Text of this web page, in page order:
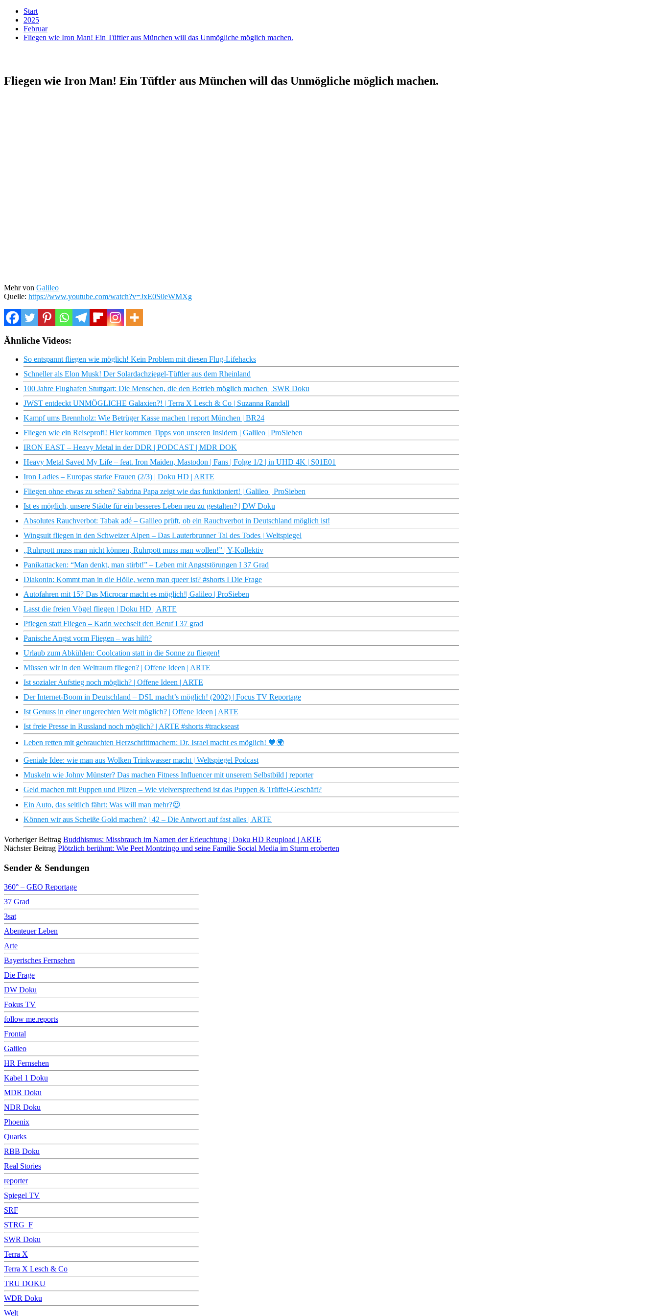
Start
2025
Februar
Fliegen wie Iron Man! Ein Tüftler aus München will das Unmögliche möglich machen.
Fliegen wie Iron Man! Ein Tüftler aus München will das Unmögliche möglich machen.
Mehr von Galileo
Quelle: https://www.youtube.com/watch?v=JxE0S0eWMXg
Ähnliche Videos:
So entspannt fliegen wie möglich! Kein Problem mit diesen Flug-Lifehacks
Schneller als Elon Musk! Der Solardachziegel-Tüftler aus dem Rheinland
100 Jahre Flughafen Stuttgart: Die Menschen, die den Betrieb möglich machen | SWR Doku
JWST entdeckt UNMÖGLICHE Galaxien?! | Terra X Lesch & Co | Suzanna Randall
Kampf ums Brennholz: Wie Betrüger Kasse machen | report München | BR24
Fliegen wie ein Reiseprofi! Hier kommen Tipps von unseren Insidern | Galileo | ProSieben
IRON EAST – Heavy Metal in der DDR | PODCAST | MDR DOK
Heavy Metal Saved My Life – feat. Iron Maiden, Mastodon | Fans | Folge 1/2 | in UHD 4K | S01E01
Iron Ladies – Europas starke Frauen (2/3) | Doku HD | ARTE
Fliegen ohne etwas zu sehen? Sabrina Papa zeigt wie das funktioniert! | Galileo | ProSieben
Ist es möglich, unsere Städte für ein besseres Leben neu zu gestalten? | DW Doku
Absolutes Rauchverbot: Tabak adé – Galileo prüft, ob ein Rauchverbot in Deutschland möglich ist!
Wingsuit fliegen in den Schweizer Alpen – Das Lauterbrunner Tal des Todes | Weltspiegel
„Ruhrpott muss man nicht können, Ruhrpott muss man wollen!” | Y-Kollektiv
Panikattacken: “Man denkt, man stirbt!” – Leben mit Angststörungen I 37 Grad
Diakonin: Kommt man in die Hölle, wenn man queer ist? #shorts I Die Frage
Autofahren mit 15? Das Microcar macht es möglich!| Galileo | ProSieben
Lasst die freien Vögel fliegen | Doku HD | ARTE
Pflegen statt Fliegen – Karin wechselt den Beruf I 37 grad
Panische Angst vorm Fliegen – was hilft?
Urlaub zum Abkühlen: Coolcation statt in die Sonne zu fliegen!
Müssen wir in den Weltraum fliegen? | Offene Ideen | ARTE
Ist sozialer Aufstieg noch möglich? | Offene Ideen | ARTE
Der Internet-Boom in Deutschland – DSL macht’s möglich! (2002) | Focus TV Reportage
Ist Genuss in einer ungerechten Welt möglich? | Offene Ideen | ARTE
Ist freie Presse in Russland noch möglich? | ARTE #shorts #trackseast
Leben retten mit gebrauchten Herzschrittmachern: Dr. Israel macht es möglich! 🧡🌍
Geniale Idee: wie man aus Wolken Trinkwasser macht | Weltspiegel Podcast
Muskeln wie Johny Münster? Das machen Fitness Influencer mit unserem Selbstbild | reporter
Geld machen mit Puppen und Pilzen – Wie vielversprechend ist das Puppen & Trüffel-Geschäft?
Ein Auto, das seitlich fährt: Was will man mehr?😍
Können wir aus Scheiße Gold machen? | 42 – Die Antwort auf fast alles | ARTE
Vorheriger Beitrag Buddhismus: Missbrauch im Namen der Erleuchtung | Doku HD Reupload | ARTE
Nächster Beitrag Plötzlich berühmt: Wie Peet Montzingo und seine Familie Social Media im Sturm eroberten
Sender & Sendungen
360° – GEO Reportage
37 Grad
3sat
Abenteuer Leben
Arte
Bayerisches Fernsehen
Die Frage
DW Doku
Fokus TV
follow me.reports
Frontal
Galileo
HR Fernsehen
Kabel 1 Doku
MDR Doku
NDR Doku
Phoenix
Quarks
RBB Doku
Real Stories
reporter
Spiegel TV
SRF
STRG_F
SWR Doku
Terra X
Terra X Lesch & Co
TRU DOKU
WDR Doku
Welt